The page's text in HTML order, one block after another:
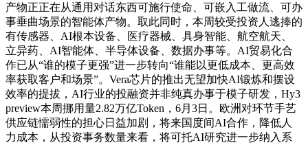
产物正正在从通用对话东西可施行使命、可嵌入工做流、可办
事垂曲场景的智能体产物。取此同时，本周较受投资人逃捧的
有传感器、AI根本设备、医疗器械、具身智能、航空航天、
立异药、AI智能体、半导体设备、数据办事等。AI贸易化合
作已从“谁的模子更强”进一步转向“谁能以更低成本、更高效
率获取客户和场景”。Vera芯片的推出无望加快AI锻炼和摆设
效率的提拔，AI行业的投融资并非纯真办事于模子研发，Hy3
preview本周挪用量2.82万亿Token，6月3日。欧洲对环节手艺
供应链懦弱性的担心日益加剧，将来国度间AI合作，降低人
力成本，从投资事务数量来看，将可托AI研究进一步纳入系